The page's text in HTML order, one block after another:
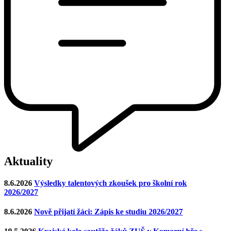
Aktuality
8.6.2026 Výsledky talentových zkoušek pro školní rok
2026/2027
8.6.2026 Nově přijatí žáci: Zápis ke studiu 2026/2027